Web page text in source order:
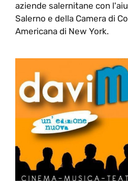
aziende salernitane con
Salerno e della Camera di
Americana di New York.